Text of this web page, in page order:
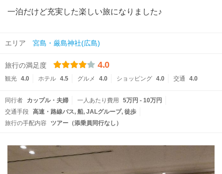
一泊だけど充実した楽しい旅になりました♪
エリア 宮島・厳島神社(広島)
旅行の満足度 4.0
観光 4.0 ホテル 4.5 グルメ 4.0 ショッピング 4.0 交通 4.0
同行者 カップル・夫婦 一人あたり費用
5万円 - 10万円
交通手段 高速・路線バス 船 JALグループ 徒歩
旅行の手配内容
ツアー（添乗員同行なし）